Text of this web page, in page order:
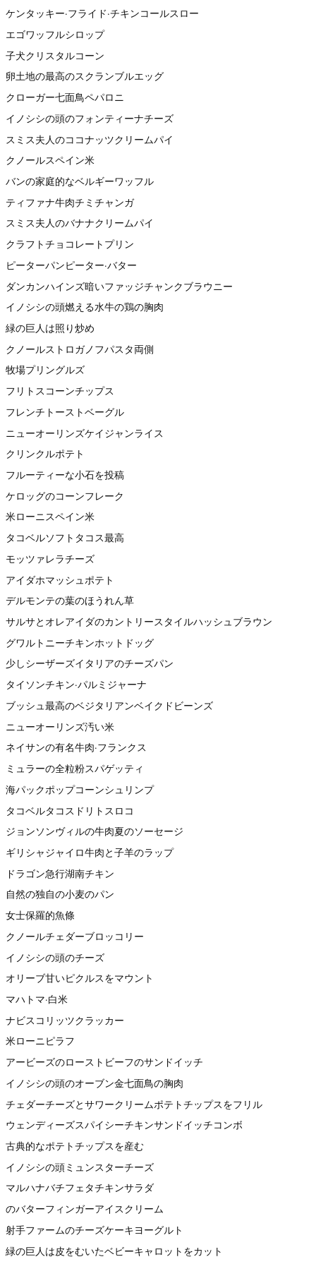
ケンタッキー·フライド·チキンコールスロー
エゴワッフルシロップ
子犬クリスタルコーン
卵土地の最高のスクランブルエッグ
クローガー七面鳥ペパロニ
イノシシの頭のフォンティーナチーズ
スミス夫人のココナッツクリームパイ
クノールスペイン米
バンの家庭的なベルギーワッフル
ティファナ牛肉チミチャンガ
スミス夫人のバナナクリームパイ
クラフトチョコレートプリン
ピーターパンピーター·バター
ダンカンハインズ暗いファッジチャンクブラウニー
イノシシの頭燃える水牛の鶏の胸肉
緑の巨人は照り炒め
クノールストロガノフパスタ両側
牧場プリングルズ
フリトスコーンチップス
フレンチトーストベーグル
ニューオーリンズケイジャンライス
クリンクルポテト
フルーティーな小石を投稿
ケロッグのコーンフレーク
米ローニスペイン米
タコベルソフトタコス最高
モッツァレラチーズ
アイダホマッシュポテト
デルモンテの葉のほうれん草
サルサとオレアイダのカントリースタイルハッシュブラウン
グワルトニーチキンホットドッグ
少しシーザーズイタリアのチーズパン
タイソンチキン·パルミジャーナ
ブッシュ最高のベジタリアンベイクドビーンズ
ニューオーリンズ汚い米
ネイサンの有名牛肉·フランクス
ミュラーの全粒粉スパゲッティ
海パックポップコーンシュリンプ
タコベルタコスドリトスロコ
ジョンソンヴィルの牛肉夏のソーセージ
ギリシャジャイロ牛肉と子羊のラップ
ドラゴン急行湖南チキン
自然の独自の小麦のパン
女士保羅的魚條
クノールチェダーブロッコリー
イノシシの頭のチーズ
オリーブ甘いピクルスをマウント
マハトマ·白米
ナビスコリッツクラッカー
米ローニピラフ
アービーズのローストビーフのサンドイッチ
イノシシの頭のオーブン金七面鳥の胸肉
チェダーチーズとサワークリームポテトチップスをフリル
ウェンディーズスパイシーチキンサンドイッチコンボ
古典的なポテトチップスを産む
イノシシの頭ミュンスターチーズ
マルハナバチフェタチキンサラダ
のバターフィンガーアイスクリーム
射手ファームのチーズケーキヨーグルト
緑の巨人は皮をむいたベビーキャロットをカット